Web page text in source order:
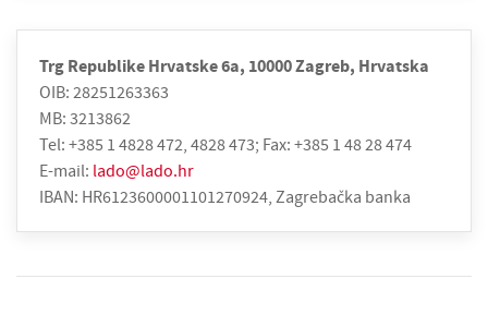
Trg Republike Hrvatske 6a, 10000 Zagreb, Hrvatska
OIB: 28251263363
MB: 3213862
Tel: +385 1 4828 472, 4828 473; Fax: +385 1 48 28 474
E-mail: lado@lado.hr
IBAN: HR6123600001101270924, Zagrebačka banka